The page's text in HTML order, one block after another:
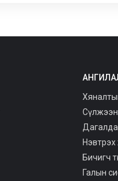
Нэвтрэх
Бичигч
Галын